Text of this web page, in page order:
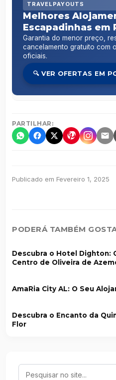
TRAVELPAYOUTS
Melhores
Escapadinhas em
Garantia do menor preço,
cancelamento gratuito com
oficiais.
🔍 VER OFERTAS EM
PARTILHAR:
Publicado em Fevereiro 1, 2025
PODERÁ TAMBÉM
Descubra o Hotel Dighton:
Centro de Oliveira de
AmaRia City AL: O Seu
Descubra o Encanto da
Flor